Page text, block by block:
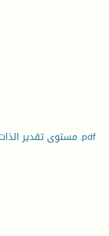
مستوى تقدير الذات لدى النساء المتأخرات عن سن الزواج .pdf